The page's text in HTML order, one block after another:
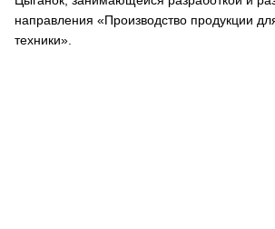
направления «Производство продукции
техники».